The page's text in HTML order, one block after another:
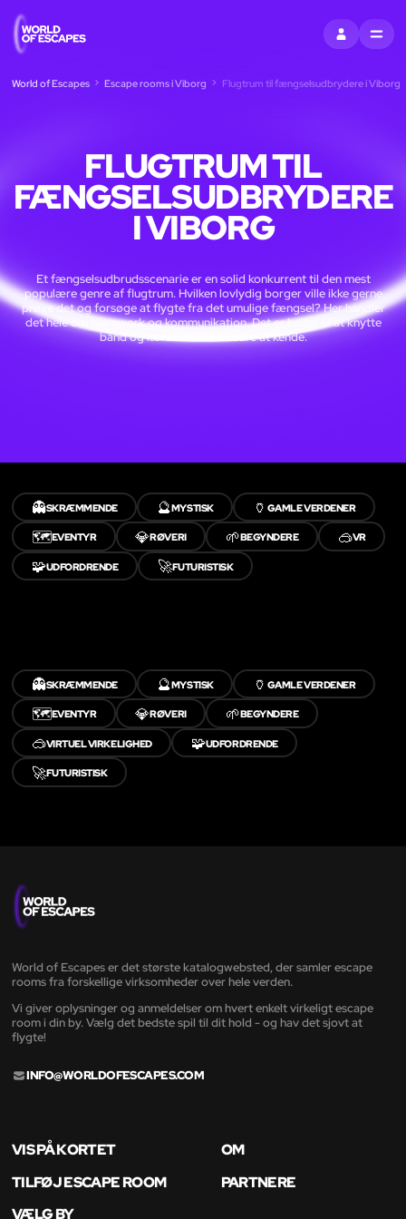
LOG INDMENU
World of Escapes Escape rooms i Viborg Flugtrum til fængselsudbrydere i Viborg
FLUGTRUM TIL
FÆNGSELSUDBRYDERE
I VIBORG
Et fængselsudbrudsscenarie er en solid konkurrent til den mest
populære genre af flugtrum. Hvilken lovlydig borger ville ikke gerne
prøve det og forsøge at flygte fra det umulige fængsel? Her handler
det hele om teamwork og kommunikation. Det er bedst til at knytte
bånd og lære hinanden bedre at kende.
👻SKRÆMMENDE 🔮MYSTISK 🏺 GAMLE VERDENER
🗺️EVENTYR 💎RØVERI 🌱BEGYNDERE 🥽VR
🧩UDFORDRENDE 🚀FUTURISTISK
👻SKRÆMMENDE 🔮MYSTISK 🏺 GAMLE VERDENER
🗺️EVENTYR 💎RØVERI 🌱BEGYNDERE
🥽VIRTUEL VIRKELIGHED 🧩UDFORDRENDE
🚀FUTURISTISK
World of Escapes er det største katalogwebsted, der samler escape
rooms fra forskellige virksomheder over hele verden.
Vi giver oplysninger og anmeldelser om hvert enkelt virkeligt escape
room i din by. Vælg det bedste spil til dit hold - og hav det sjovt at
flygte!
INFO@WORLDOFESCAPES.COM
VIS PÅ KORTET
OM
TILFØJ ESCAPE ROOM
PARTNERE
VÆLG BY